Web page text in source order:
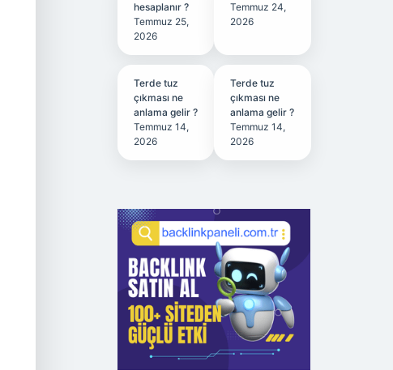
hesaplanır ?
Temmuz 25,
2026
Temmuz 24,
2026
Terde tuz
çıkması ne
anlama gelir ?
Temmuz 14,
2026
Terde tuz
çıkması ne
anlama gelir ?
Temmuz 14,
2026